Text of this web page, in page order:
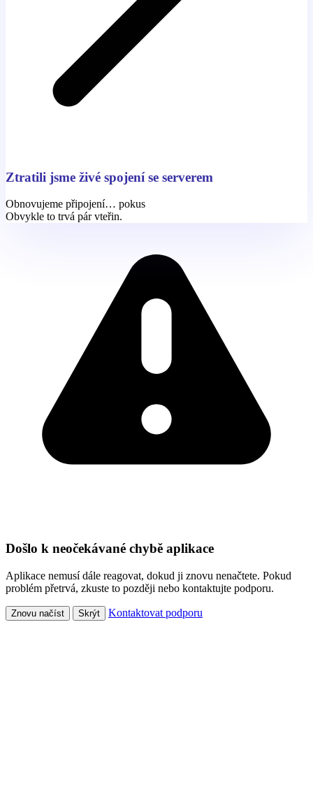
Ztratili jsme živé spojení se serverem
Obnovujeme připojení… pokus
Obvykle to trvá pár vteřin.
Došlo k neočekávané chybě aplikace
Aplikace nemusí dále reagovat, dokud ji znovu nenačtete. Pokud
problém přetrvá, zkuste to později nebo kontaktujte podporu.
Znovu načíst Skrýt Kontaktovat podporu